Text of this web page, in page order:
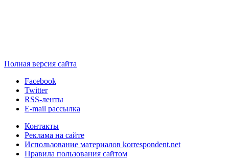
Полная версия сайта
Facebook
Twitter
RSS-ленты
E-mail рассылка
Контакты
Реклама на сайте
Использование материалов korrespondent.net
Правила пользования сайтом